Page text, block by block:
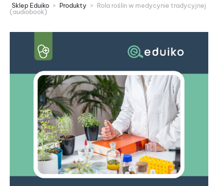
Sklep Eduiko > Produkty > Rola roślin w medycynie tradycyjnej
(audiobook)